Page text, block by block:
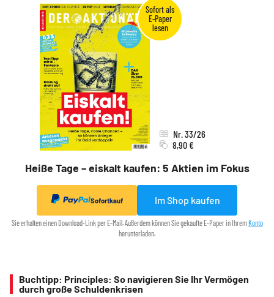
Heiße Tage – eiskalt kaufen: 5 Aktien im Fokus
Nr. 33/26
8,90 €
Sofortkauf Im Shop kaufen
Sie erhalten einen Download-Link per E-Mail. Außerdem können Sie gekaufte E-Paper in Ihrem Konto
herunterladen.
Buchtipp: Principles: So navigieren Sie Ihr Vermögen
durch große Schuldenkrisen